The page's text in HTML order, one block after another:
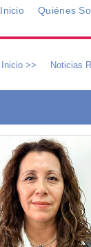
Inicio Quiénes
Inicio >> Noticias